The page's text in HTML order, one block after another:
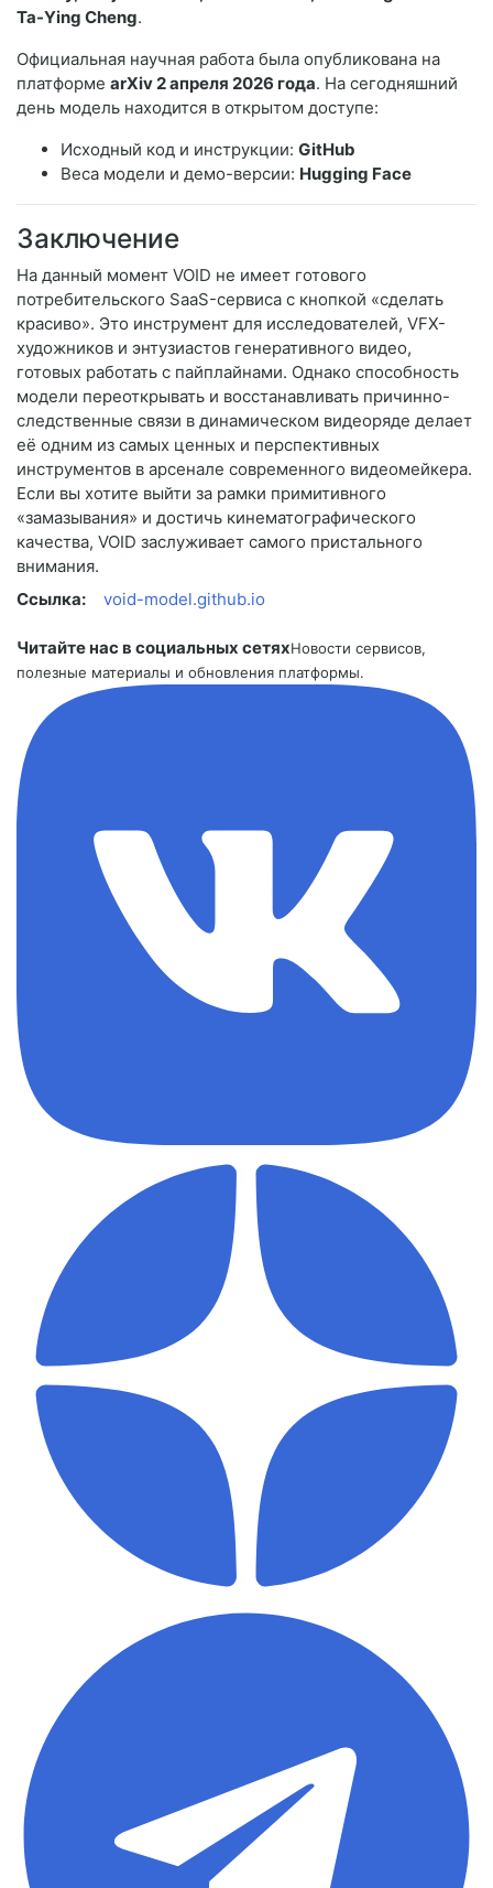
Ta-Ying Cheng.
Официальная научная работа была опубликована на
платформе arXiv 2 апреля 2026 года. На сегодняшний
день модель находится в открытом доступе:
Исходный код и инструкции: GitHub
Веса модели и демо-версии: Hugging Face
Заключение
На данный момент VOID не имеет готового
потребительского SaaS-сервиса с кнопкой «сделать
красиво». Это инструмент для исследователей, VFX-
художников и энтузиастов генеративного видео,
готовых работать с пайплайнами. Однако способность
модели переоткрывать и восстанавливать причинно-
следственные связи в динамическом видеоряде делает
её одним из самых ценных и перспективных
инструментов в арсенале современного видеомейкера.
Если вы хотите выйти за рамки примитивного
«замазывания» и достичь кинематографического
качества, VOID заслуживает самого пристального
внимания.
Ссылка:
void-model.github.io
Читайте нас в социальных сетяхНовости сервисов,
полезные материалы и обновления платформы.